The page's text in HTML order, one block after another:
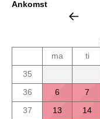
Ankomst
ma
ti
35
36
6 7
37
13 14